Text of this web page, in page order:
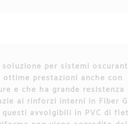
soluzione per sistemi
ottime prestazioni anche con
e che ha grande resistenza
ai rinforzi interni in Fiber
avvolgibili in PVC di